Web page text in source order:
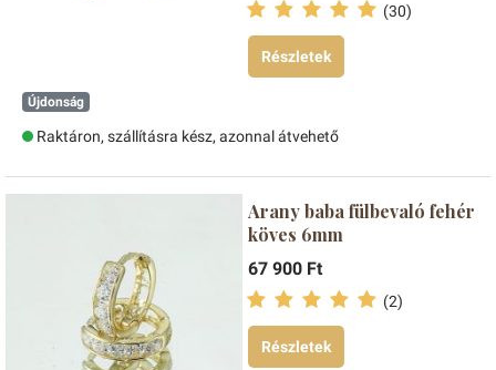
(30)
Részletek
Újdonság
Raktáron, szállításra kész, azonnal átvehető
Arany baba fülbevaló fehér
köves 6mm
67 900 Ft
(2)
Részletek